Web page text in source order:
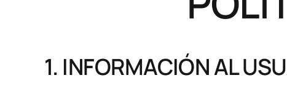
1. INFORMACIÓN AL